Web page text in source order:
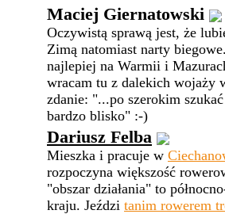
Maciej Giernatowski
Oczywistą sprawą jest, że
Zimą natomiast narty
najlepiej na Warmii i
wracam tu z dalekich wojaży
zdanie: "...po szerokim
bardzo blisko" :-)
Dariusz Felba
Mieszka i pracuje w
rozpoczyna większość
"obszar działania" to
kraju. Jeździ tanim rowerem